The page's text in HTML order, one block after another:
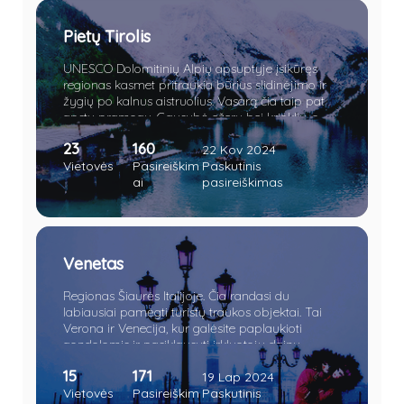
Pietų Tirolis
UNESCO Dolomitinių Alpių apsuptyje įsikūręs
regionas kasmet pritraukia būrius slidinėjimo ir
žygių po kalnus aistruolius. Vasarą čia taip pat
apstu pramogų. Gausybė ežerų bei krioklių, o
vietomis net piramidžių. Apsilankę sostinėje
nesuglumkite pasijutę lyg Austrijoje. Verčiau
paskanaukite šviežios polentos bei obuolių
štrudelio.
23
Vietovės
160
Pasireiškim
ai
22 Kov 2024
Paskutinis
pasireiškimas
Venetas
Regionas Šiaurės Italijoje. Čia randasi du
labiausiai pamėgti turistų traukos objektai. Tai
Verona ir Venecija, kur galėsite paplaukioti
gondolomis ir pasiklausyti irkluotojų dainų,
pasimėgauti nuostabiu vietos maistu jaukiame
restorane bei paragauti geriausio ir ilgiausiai
brandinto vyno visoje Italijoje ar parašyti laišką
15
Vietovės
171
Pasireiškim
19 Lap 2024
Paskutinis